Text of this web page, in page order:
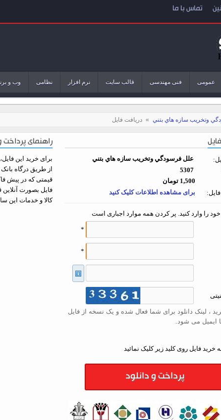
تماس با ما
عمومی فنی مهندسی قالب سایت نرم افزار نظامی وب و
وتخريب سازه هاي بتني » دریافت فایل
علل فرسودگي وتخريب سازه هاي بتني
5307
1,500 تومان
برای مشاهده اطلاعات کلیک کنید
را وارد کنید. پر کردن همه موارد اجباری است
*
*
، لینک دانلود برای شما فعال شده و یک نسخه از فایل
ایمیل می شود.
خرید فایل روی کلید زیر کلیک نمائید
پرداخت و دانلود
راهنمای پرداخت
برای خرید این
از طریق درگاه
قیمتی که در پیش
فایل بصورت
کالا و خدمات این